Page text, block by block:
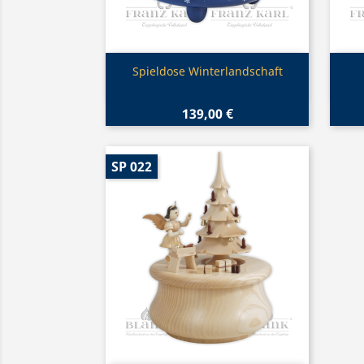
Vorschau
Spieldose Winterlandschaft
139,00 €
SP 022